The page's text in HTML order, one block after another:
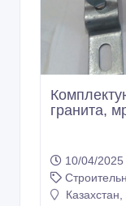
гранита,
10/04/2025